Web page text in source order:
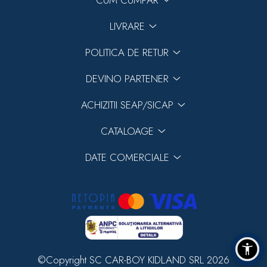
LIVRARE
POLITICA DE RETUR
DEVINO PARTENER
ACHIZITII SEAP/SICAP
CATALOAGE
DATE COMERCIALE
©Copyright SC CAR-BOY KIDLAND SRL 2026